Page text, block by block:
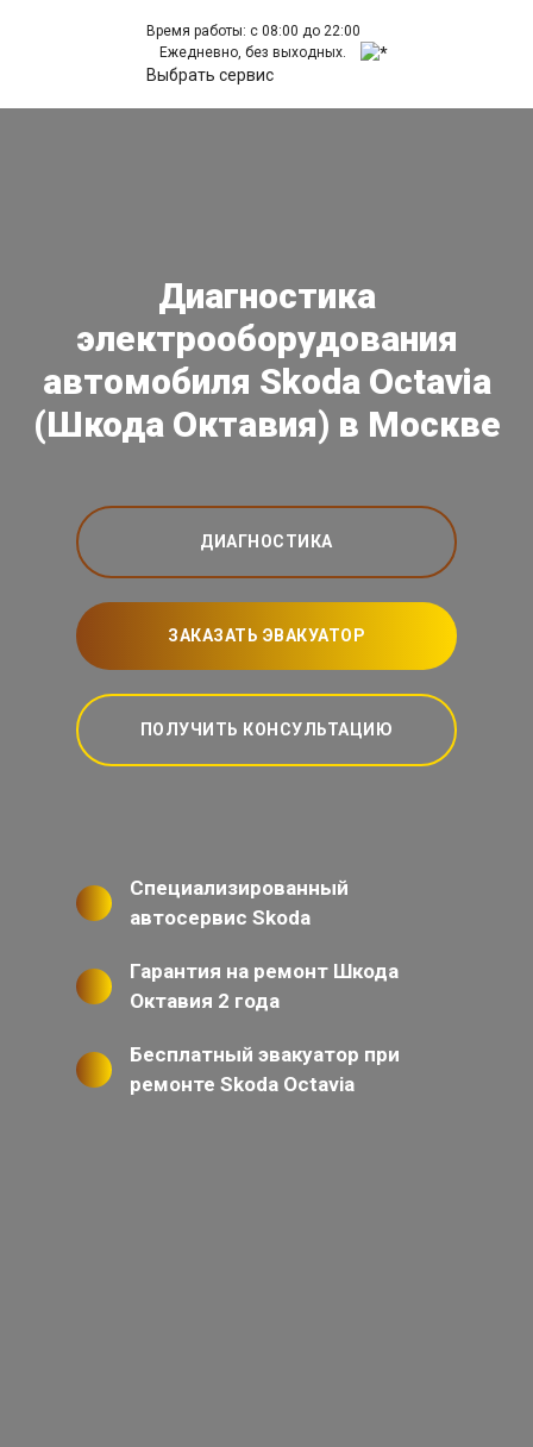
Время работы: с 08:00 до 22:00
Ежедневно, без выходных.
Выбрать сервис
Диагностика
электрооборудования
автомобиля Skoda Octavia
(Шкода Октавия) в Москве
ДИАГНОСТИКА
ЗАКАЗАТЬ ЭВАКУАТОР
ПОЛУЧИТЬ КОНСУЛЬТАЦИЮ
Специализированный
автосервис Skoda
Гарантия на ремонт Шкода
Октавия 2 года
Бесплатный эвакуатор при
ремонте Skoda Octavia